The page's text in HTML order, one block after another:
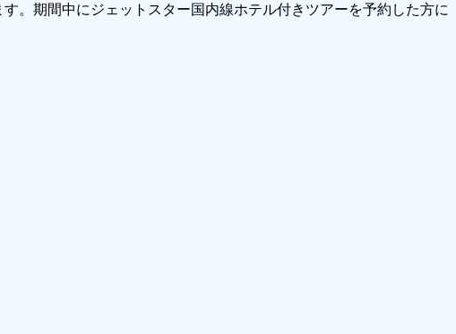
。期間中にジェットスター国内線ホテル付きツアーを予約した方に